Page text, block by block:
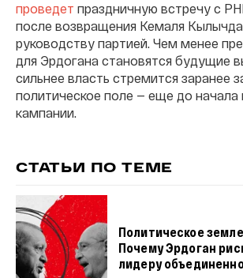
проведет праздничную встречу с
после возвращения Кемаля
руководству партией. Чем менее
для Эрдогана становятся будущие
сильнее власть стремится заранее
политическое поле — еще до
кампании.
СТАТЬИ ПО ТЕМЕ
Политическое
Почему Эрдоган
лидеру